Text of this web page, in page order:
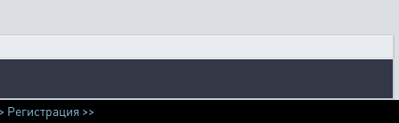
Регистрация >>